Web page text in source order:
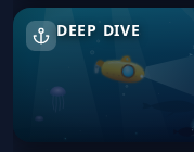
DEEP DIVE
Deep Dive